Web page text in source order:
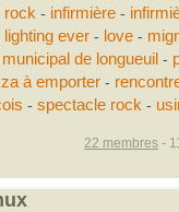
rock - infirmière-
lighting ever- love-
de longueuil -
à emporter-
- spectacle rock -
22 membres -